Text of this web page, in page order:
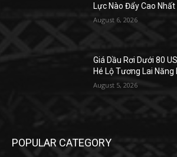
Lực Nào Đẩy Cao Nhất
August 6, 2026
Giá Dầu Rơi Dưới 80
Hé Lộ Tương Lai Năng
August 5, 2026
POPULAR CATEGORY